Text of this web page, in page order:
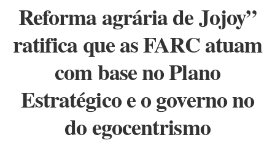
Reforma agrária de Jojoy”
ratifica que as FARC atuam
com base no Plano
Estratégico e o governo no
do egocentrismo